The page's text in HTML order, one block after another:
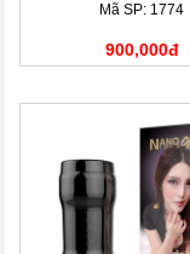
Mã SP: 1774
900,000đ